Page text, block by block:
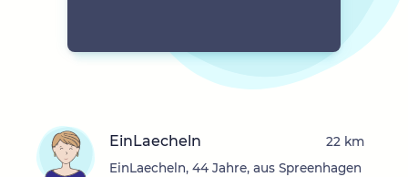
EinLaecheln
EinLaecheln, 44 Jahre, aus Spreenhagen
22 km